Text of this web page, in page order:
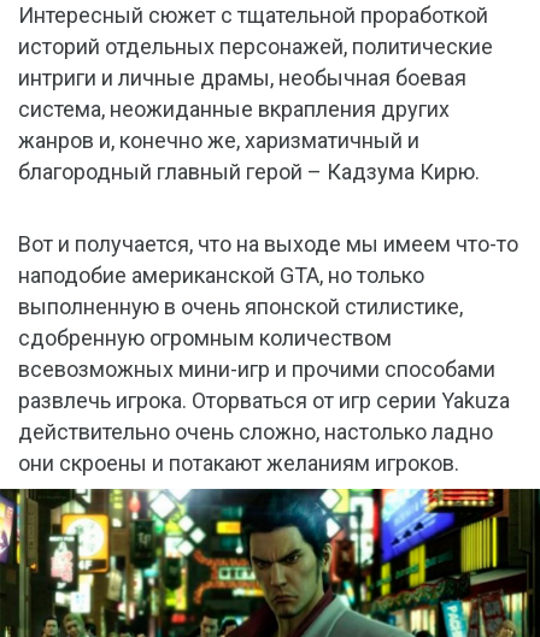
Интересный сюжет с тщательной проработкой
историй отдельных персонажей, политические
интриги и личные драмы, необычная боевая
система, неожиданные вкрапления других
жанров и, конечно же, харизматичный и
благородный главный герой – Кадзума Кирю.
Вот и получается, что на выходе мы имеем что-то
наподобие американской GTA, но только
выполненную в очень японской стилистике,
сдобренную огромным количеством
всевозможных мини-игр и прочими способами
развлечь игрока. Оторваться от игр серии Yakuza
действительно очень сложно, настолько ладно
они скроены и потакают желаниям игроков.